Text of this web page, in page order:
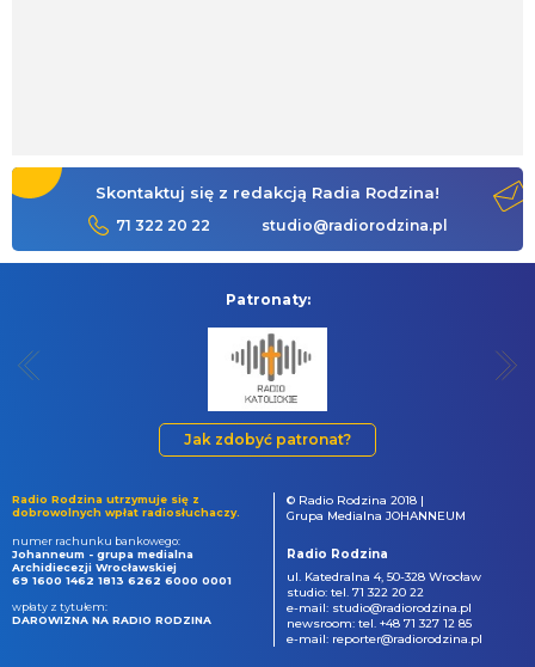
Skontaktuj się z redakcją Radia Rodzina!
71 322 20 22 studio@radiorodzina.pl
Patronaty:
Jak zdobyć patronat?
Radio Rodzina utrzymuje się z
dobrowolnych wpłat radiosłuchaczy.
numer rachunku bankowego:
Johanneum - grupa medialna
Archidiecezji Wrocławskiej
69 1600 1462 1813 6262 6000 0001
wpłaty z tytułem:
DAROWIZNA NA RADIO RODZINA
© Radio Rodzina 2018 |
Grupa Medialna JOHANNEUM
Radio Rodzina
ul. Katedralna 4, 50-328 Wrocław
studio: tel. 71 322 20 22
e-mail: studio@radiorodzina.pl
newsroom: tel. +48 71 327 12 85
e-mail: reporter@radiorodzina.pl